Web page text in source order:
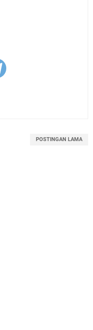
POSTINGAN LAMA